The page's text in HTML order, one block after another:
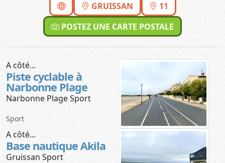
GRUISSAN
11
POSTEZ UNE CARTE POSTALE
A côté...
Piste cyclable à
Narbonne Plage
Narbonne Plage Sport
Sport
A côté...
Base nautique Akila
Gruissan Sport